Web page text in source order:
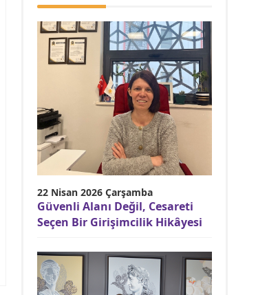
22 Nisan 2026 Çarşamba
Güvenli Alanı Değil, Cesareti
Seçen Bir Girişimcilik Hikâyesi